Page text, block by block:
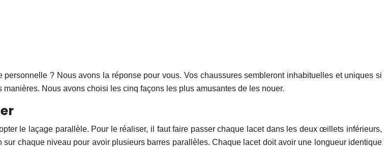
? Nous avons la réponse pour vous. Vos chaussures sembleront inhabituelles et uniques si
Nous avons choisi les cinq façons les plus amusantes de les nouer.
le laçage parallèle. Pour le réaliser, il faut faire passer chaque lacet dans les deux œillets inférieurs,
chaque niveau pour avoir plusieurs barres parallèles. Chaque lacet doit avoir une longueur identique